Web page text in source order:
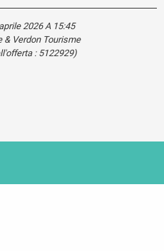
2026 A 15:45
& Verdon Tourisme
: 5122929)